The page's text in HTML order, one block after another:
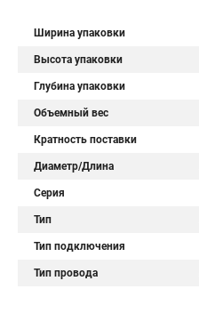
Ширина упаковки
Высота упаковки
Глубина упаковки
Объемный вес
Кратность поставки
Диаметр/Длина
Серия
Тип
Тип подключения
Тип провода